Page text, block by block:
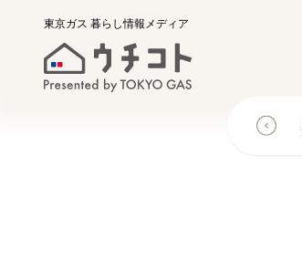
東京ガス 暮らし情報メディア
レシピ